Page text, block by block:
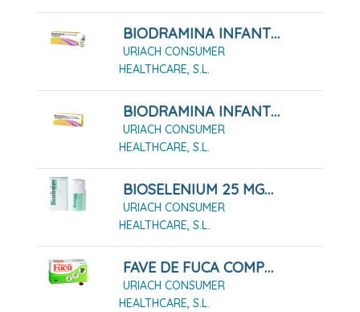
BIODRAMINA INFANTIL 24 MG SOLUCION ORAL, 5 MONODOSIS 6 ML
URIACH CONSUMER
HEALTHCARE, S.L.
BIODRAMINA INFANTIL 25 MG 12 COMPRIMIDOS RECUBIERTOS CON PELÍCULA
URIACH CONSUMER
HEALTHCARE, S.L.
BIOSELENIUM 25 MG/ML SUSPENSION CUTANEA , 1 FRASCO DE 100 ML
URIACH CONSUMER
HEALTHCARE, S.L.
FAVE DE FUCA COMPRIMIDOS RECUBIERTOS, 10 COMPRIMIDOS
URIACH CONSUMER
HEALTHCARE, S.L.